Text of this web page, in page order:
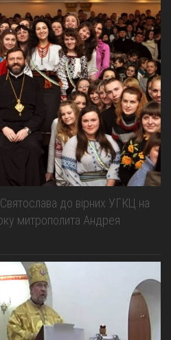
до вірних УГКЦ на
митрополита Андрея